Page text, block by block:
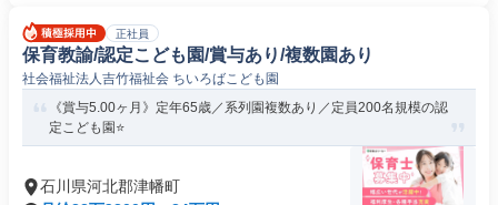
正社員
保育教諭/認定こども園/賞与あり/複数園あり
社会福祉法人吉竹福祉会 ちいろばこども園
《賞与5.00ヶ月》定年65歳／系列園複数あり／定員200名規模の認
定こども園⭐
石川県河北郡津幡町